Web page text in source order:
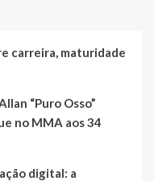
carreira, maturidade
“Puro Osso”
no MMA aos 34
digital: a